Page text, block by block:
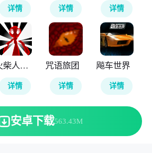
详情 详情 详情
火柴人计划重生
详情
咒语旅团
详情
飚车世界
详情
安卓下载563.43M